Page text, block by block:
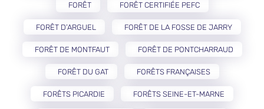
FORÊT FORÊT CERTIFIÉE PEFC
FORÊT D’ARGUEL FORÊT DE LA FOSSE DE JARRY
FORÊT DE MONTFAUT FORÊT DE PONTCHARRAUD
FORÊT DU GAT FORÊTS FRANÇAISES
FORÊTS PICARDIE FORÊTS SEINE-ET-MARNE